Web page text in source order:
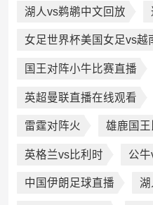
湖人vs鹈鹕中文回放
女足世界杯美国女足vs越
国王对阵小牛比赛直播
英超曼联直播在线观看
雷霆对阵火 雄鹿国王
英格兰vs比利时 公
中国伊朗足球直播 湖